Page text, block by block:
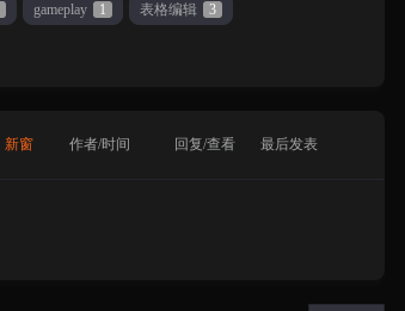
gameplay 1 表格编辑 3
新窗 作者/时间 回复/查看 最后发表